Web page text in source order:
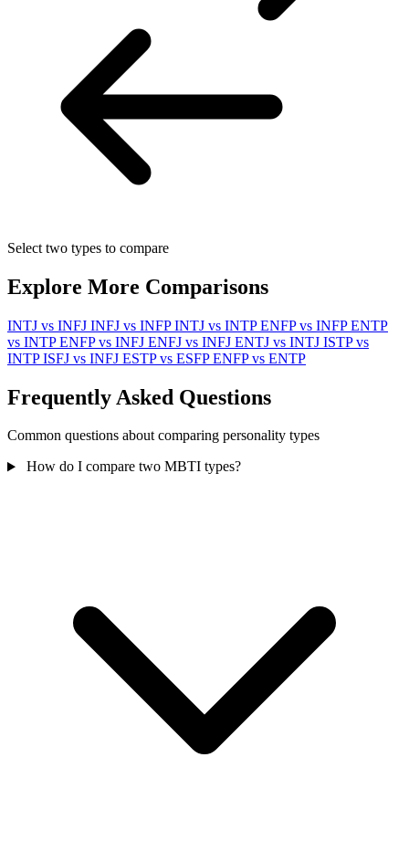
Select two types to compare
Explore More Comparisons
INTJ vs INFJ INFJ vs INFPINTJ vs INTPENFP vs INFPENTP
vs INTPENFP vs INFJ ENFJ vs INFJ ENTJ vs INTJ ISTP vs
INTPISFJ vs INFJ ESTP vs ESFPENFP vs ENTP
Frequently Asked Questions
Common questions about comparing personality types
How do I compare two MBTI types?